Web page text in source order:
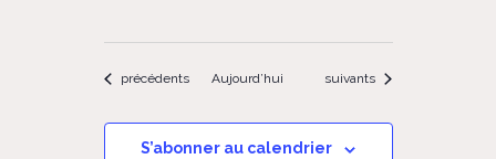
Évènements
précédents Aujourd’hui Évènements
suivants
S’abonner au calendrier